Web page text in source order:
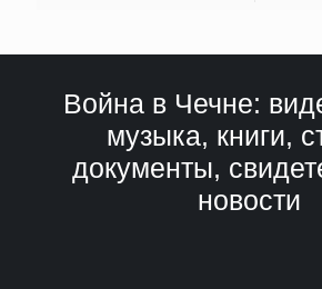
Война в Чечне:
музыка, книги,
документы,
новости